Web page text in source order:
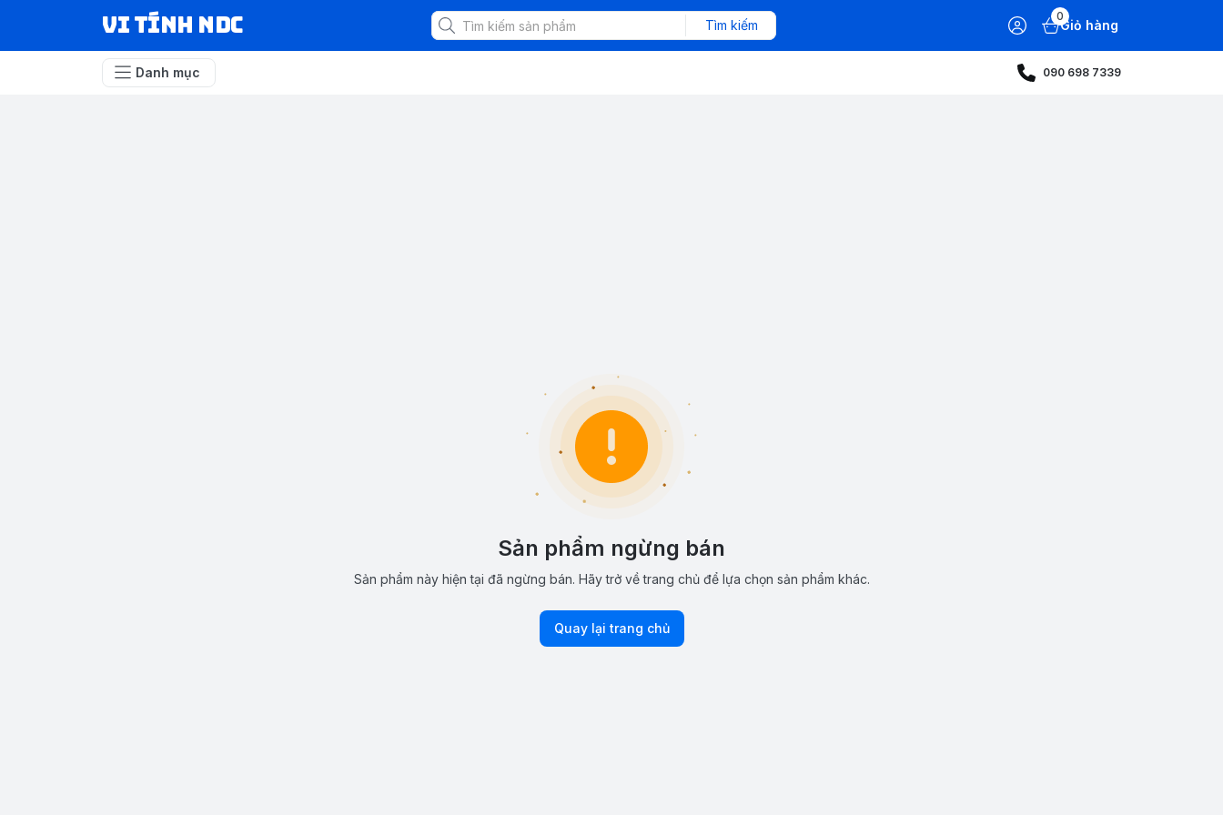
VI TÍNH NDC Tìm kiếm
0
Giỏ hàng
Danh mục 090 698 7339
Sản phẩm ngừng bán
Sản phẩm này hiện tại đã ngừng bán. Hãy trở về trang chủ để lựa chọn sản phẩm khác.
Quay lại trang chủ